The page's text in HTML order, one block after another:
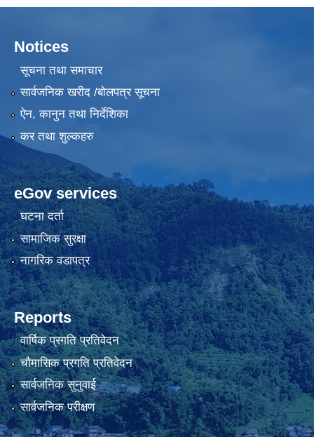
Notices
सूचना तथा समाचार
सार्वजनिक खरीद /बोलपत्र सूचना
ऐन, कानुन तथा निर्देशिका
कर तथा शुल्कहरु
eGov services
घटना दर्ता
सामाजिक सुरक्षा
नागरिक वडापत्र
Reports
वार्षिक प्रगति प्रतिवेदन
चौमासिक प्रगति प्रतिवेदन
सार्वजनिक सुनुवाई
सार्वजनिक परीक्षण